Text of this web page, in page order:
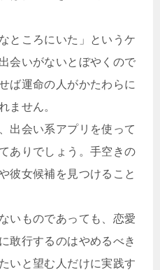
ところにいた」というケ
会いがないとぼやくので
ば運命の人がかたわらに
ません。
出会い系アプリを使って
ありでしょう。手空きの
彼女候補を見つけること
いものであっても、恋愛
敢行するのはやめるべき
いと望む人だけに実践す